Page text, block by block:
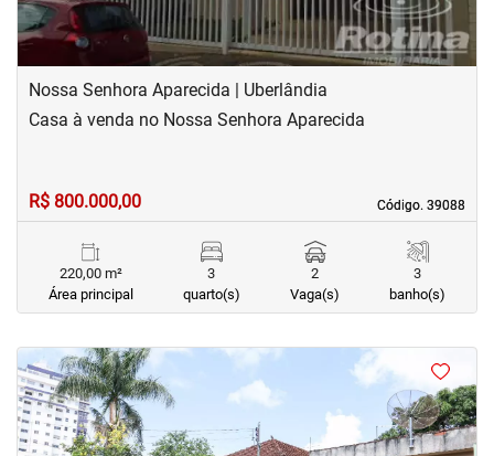
Nossa Senhora Aparecida | Uberlândia
Código. 39088
Código. 39088
Casa à venda no Nossa Senhora Aparecida
R$ 800.000,00
220,00 m²
Área principal
3
quarto(s)
2
Vaga(s)
3
banho(s)
<< <